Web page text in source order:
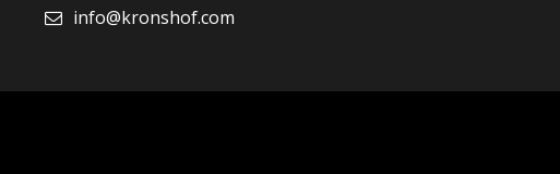
info@kronshof.com